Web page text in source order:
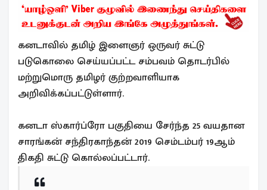
கனடாவில் தமிழ் இளைஞர் ஒருவர் சுட்டு
படுகொலை செய்யப்பட்ட சம்பவம் தொடர்பில்
மற்றுமொரு தமிழர் குற்றவாளியாக
அறிவிக்கப்பட்டுள்ளார்.
கனடா ஸ்கார்ப்ரோ பகுதியை சேர்ந்த 25 வயதான
சாரங்கன் சந்திரகாந்தன் 2019 செம்டம்பர் 19ஆம்
திகதி சுட்டு கொல்லப்பட்டார்.